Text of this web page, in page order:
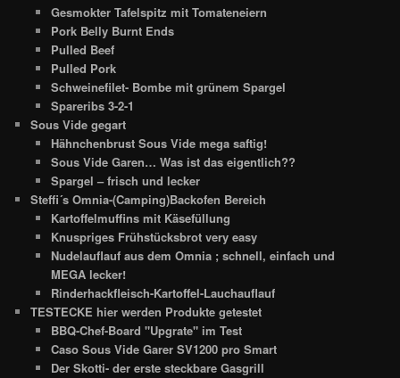
Gesmokter Tafelspitz mit Tomateneiern
Pork Belly Burnt Ends
Pulled Beef
Pulled Pork
Schweinefilet- Bombe mit grünem Spargel
Spareribs 3-2-1
Sous Vide gegart
Hähnchenbrust Sous Vide mega saftig!
Sous Vide Garen… Was ist das eigentlich??
Spargel – frisch und lecker
Steffi´s Omnia-(Camping)Backofen Bereich
Kartoffelmuffins mit Käsefüllung
Knuspriges Frühstücksbrot very easy
Nudelauflauf aus dem Omnia ; schnell, einfach und
MEGA lecker!
Rinderhackfleisch-Kartoffel-Lauchauflauf
TESTECKE hier werden Produkte getestet
BBQ-Chef-Board "Upgrate" im Test
Caso Sous Vide Garer SV1200 pro Smart
Der Skotti- der erste steckbare Gasgrill